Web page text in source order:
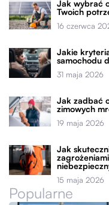
Jak wybrać
Twoich
16 czerwca
Jakie
samochodu
31 maja 2026
Jak zadbać
zimowych
19 maja 2026
Jak
15 maja 2026
Popularne